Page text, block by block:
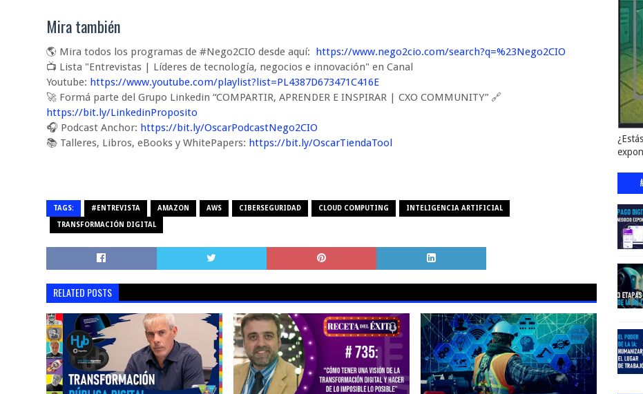
Mira también
🌎 Mira todos los programas de #Nego2CIO desde aquí: https://www.nego2cio.com/search?q=%23Nego2CIO
📺 Lista "Entrevistas | Líderes de tecnología, negocios e innovación" en Canal
Youtube: https://www.youtube.com/playlist?list=PL4387D673471C416E
🚀 Formá parte del Grupo Linkedin “COMPARTIR, APRENDER E INSPIRAR | CXO COMMUNITY” 🔗
https://bit.ly/LinkedinProposito
🎧 Podcast Anchor: https://bit.ly/OscarPodcastNego2CIO
📚 Talleres, Libros, eBooks y WhitePapers: https://bit.ly/OscarTiendaTool
TAGS: #ENTREVISTA AMAZON AWS CIBERSEGURIDAD CLOUD COMPUTING INTELIGENCIA ARTIFICIAL
TRANSFORMACIÓN DIGITAL
RELATED POSTS